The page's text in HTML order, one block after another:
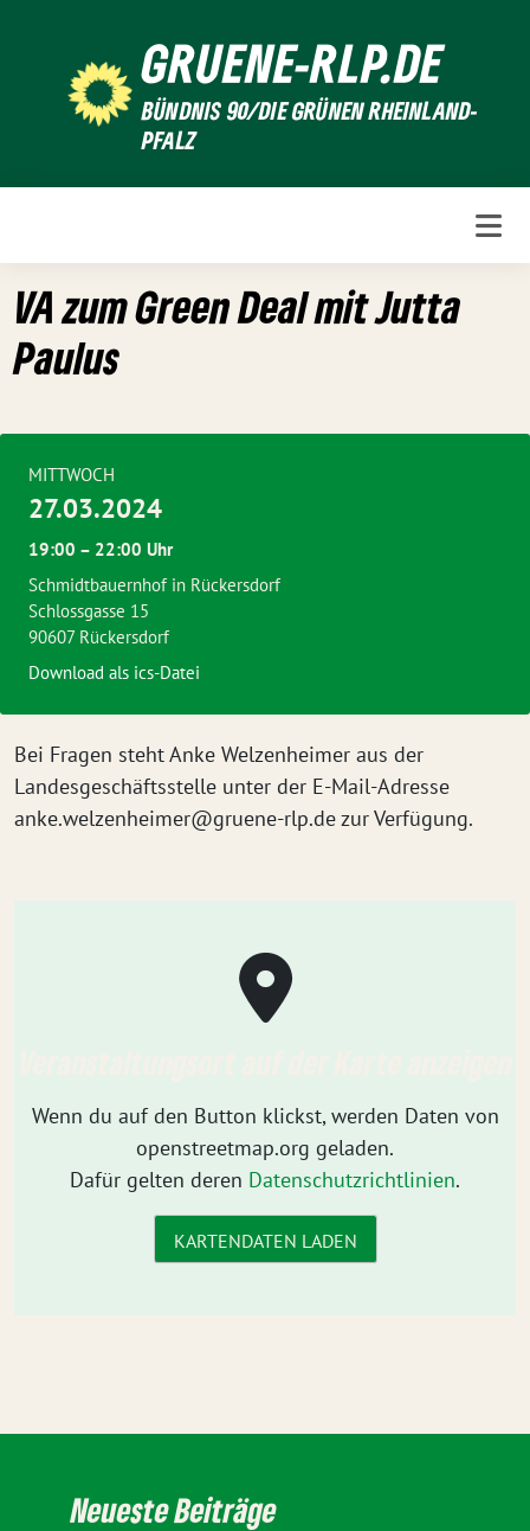
GRUENE-RLP.DE
BÜNDNIS 90/DIE GRÜNEN RHEINLAND-
PFALZ
VA zum Green Deal mit Jutta
Paulus
Bei Fragen steht Anke Welzenheimer aus der
Landesgeschäftsstelle unter der E-Mail-Adresse
anke.welzenheimer@gruene-rlp.dezur Verfügung.
MITTWOCH
27.03.2024
19:00 – 22:00 Uhr
Schmidtbauernhof in Rückersdorf
Schlossgasse 15
90607 Rückersdorf
Download als ics-Datei
Wenn du auf den Button klickst, werden Daten von
openstreetmap.org geladen.
Dafür gelten deren Datenschutzrichtlinien.
KARTENDATEN LADEN
Neueste Beiträge